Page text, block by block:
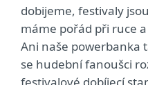
dobijeme, festivaly
máme pořád při ruce
Ani naše powerbanka
se hudební fanoušci